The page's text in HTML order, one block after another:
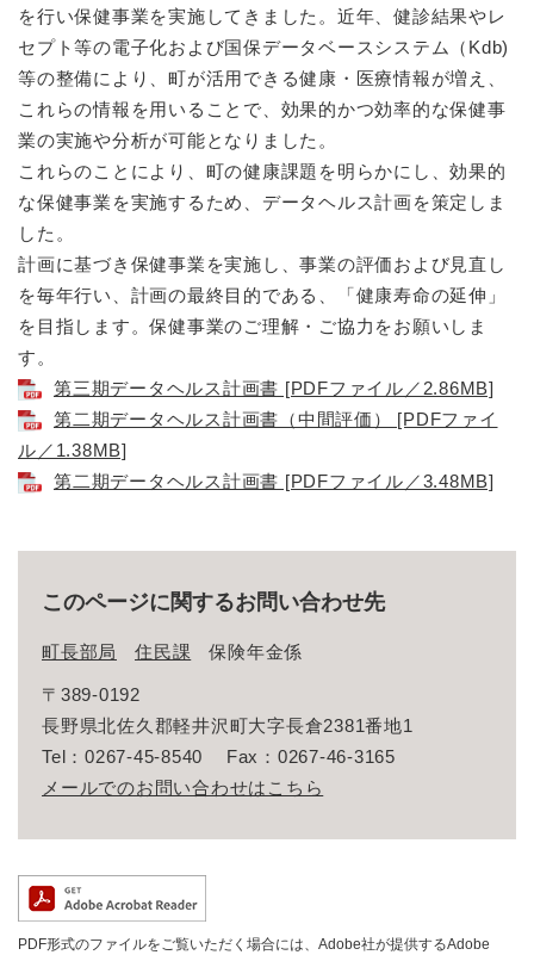
を行い保健事業を実施してきました。近年、健診結果やレ
セプト等の電子化および国保データベースシステム（Kdb)
等の整備により、町が活用できる健康・医療情報が増え、
これらの情報を用いることで、効果的かつ効率的な保健事
業の実施や分析が可能となりました。
これらのことにより、町の健康課題を明らかにし、効果的
な保健事業を実施するため、データヘルス計画を策定しま
した。
計画に基づき保健事業を実施し、事業の評価および見直し
を毎年行い、計画の最終目的である、「健康寿命の延伸」
を目指します。保健事業のご理解・ご協力をお願いしま
す。
第三期データヘルス計画書 [PDFファイル／2.86MB]
第二期データヘルス計画書（中間評価） [PDFファイ
ル／1.38MB]
第二期データヘルス計画書 [PDFファイル／3.48MB]
このページに関するお問い合わせ先
町長部局 住民課 保険年金係
〒389-0192
長野県北佐久郡軽井沢町大字長倉2381番地1
Tel：0267-45-8540
Fax：0267-46-3165
メールでのお問い合わせはこちら
PDF形式のファイルをご覧いただく場合には、Adobe社が提供するAdobe